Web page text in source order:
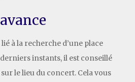
à la recherche d’une place
instants, il est conseillé
le lieu du concert. Cela vous